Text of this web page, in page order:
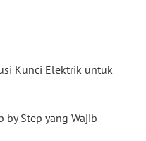
Kunci Elektrik untuk
by Step yang Wajib